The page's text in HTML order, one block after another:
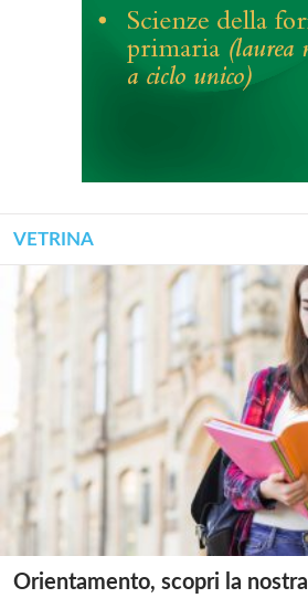
VETRINA
Orientamento, scopri la